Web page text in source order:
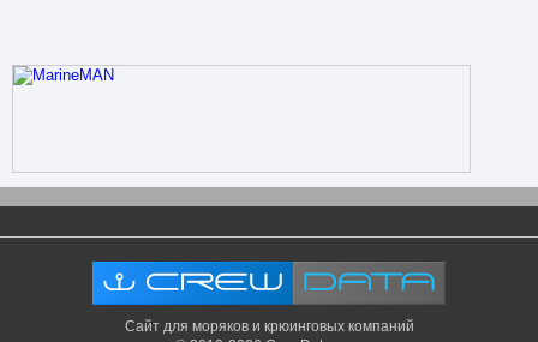
Сайт для моряков и крюинговых компаний